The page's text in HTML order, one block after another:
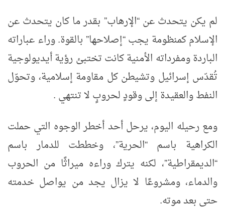
لم يكن يتحدث عن“الإرهاب” بقدر ما كان يتحدث عن
الإسلام كمنظومة يجب“إصلاحها” بالقوة. وراء عباراته
الباردة ومفرداته الأمنية كانت تختبئ رؤية أيديولوجية
تُقدّس إسرائيل وتشيطن كل مقاومة إسلامية، وتحوّل
النفط والعقيدة إلى وقودٍ لحروبٍ لا تنتهي.
ومع رحيله اليوم، يرحل أحد أخطر الوجوه التي حملت
الكراهية باسم“الحرية”، وخططت للدمار باسم
“الديمقراطية”، لكنه يترك وراءه ميراثًا من الحروب
والدماء، ومشروعًا لا يزال يجد من يواصل خدمته
حتى بعد موته.